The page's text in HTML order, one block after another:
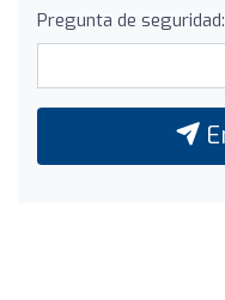
Pregunta de